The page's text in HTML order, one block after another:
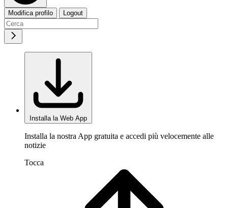
Modifica profilo Logout
Installa la Web App
Installa la nostra App gratuita e accedi più velocemente alle
notizie
Tocca